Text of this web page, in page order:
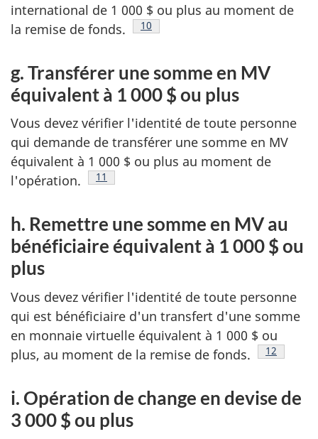
international de 1 000 $ ou plus au moment de
la remise de fonds.
Note de bas de page
10
g. Transférer une somme en MV
équivalent à 1 000 $ ou plus
Vous devez vérifier l'identité de toute personne
qui demande de transférer une somme en MV
équivalent à 1 000 $ ou plus au moment de
l'opération.
Note de bas de page
11
h. Remettre une somme en MV au
bénéficiaire équivalent à 1 000 $ ou
plus
Vous devez vérifier l'identité de toute personne
qui est bénéficiaire d'un transfert d'une somme
en monnaie virtuelle équivalent à 1 000 $ ou
plus, au moment de la remise de fonds.
Note de
12
i. Opération de change en devise de
3 000 $ ou plus